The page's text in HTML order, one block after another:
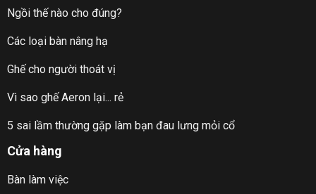
Ngồi thế nào cho đúng?
Các loại bàn nâng hạ
Ghế cho người thoát vị
Vì sao ghế Aeron lại... rẻ
5 sai lầm thường gặp làm bạn đau lưng mỏi cổ
Cửa hàng
Bàn làm việc